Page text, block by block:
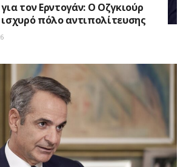
τον Ερντογάν: Ο Οζγκιούρ
ισχυρό πόλο αντιπολίτευσης